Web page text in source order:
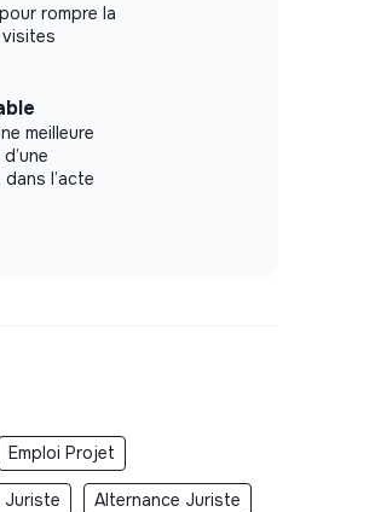
rompre la
meilleure
l’acte
Emploi Projet
Juriste Alternance Juriste